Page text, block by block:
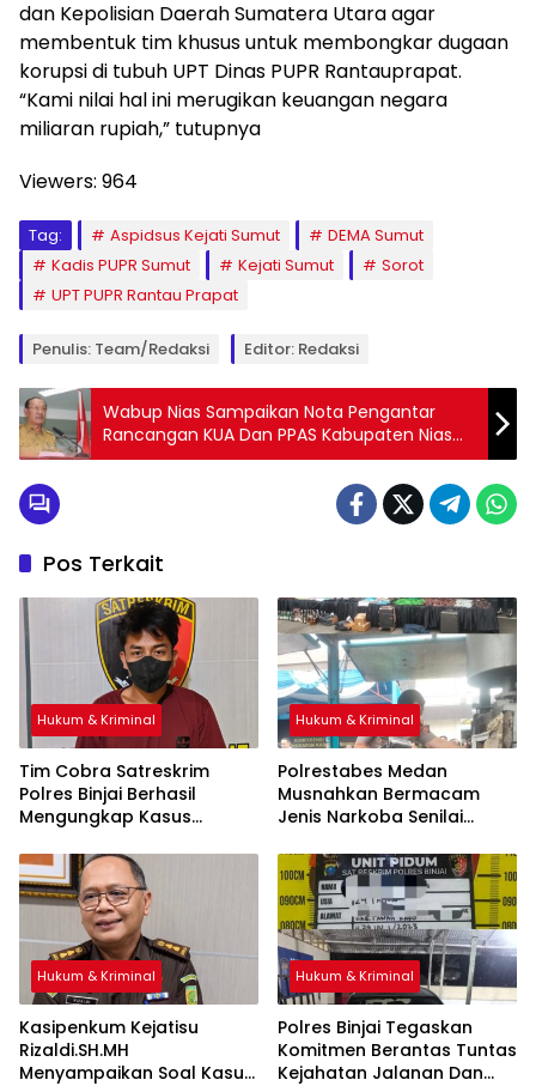
dan Kepolisian Daerah Sumatera Utara agar
membentuk tim khusus untuk membongkar dugaan
korupsi di tubuh UPT Dinas PUPR Rantauprapat.
“Kami nilai hal ini merugikan keuangan negara
miliaran rupiah,” tutupnya
Viewers: 964
Tag: Aspidsus Kejati Sumut
DEMA Sumut
Kadis PUPR Sumut
Kejati Sumut
Sorot
UPT PUPR Rantau Prapat
Penulis: Team/redaksi Editor: Redaksi
Wabup Nias Sampaikan Nota Pengantar
Rancangan KUA Dan PPAS Kabupaten Nias
TA 2025
Pos Terkait
Hukum & Kriminal
Tim Cobra Satreskrim
Polres Binjai Berhasil
Mengungkap Kasus
Di Binjai Barat .
Hukum & Kriminal
Polrestabes Medan
Musnahkan Bermacam
Jenis Narkoba Senilai
Komplotan Jaringan
Internasional
Hukum & Kriminal
Kasipenkum Kejatisu
Rizaldi.SH.MH
Menyampaikan Soal Kasus
Hukum & Kriminal
Polres Binjai Tegaskan
Komitmen Berantas Tuntas
Kejahatan Jalanan Dan